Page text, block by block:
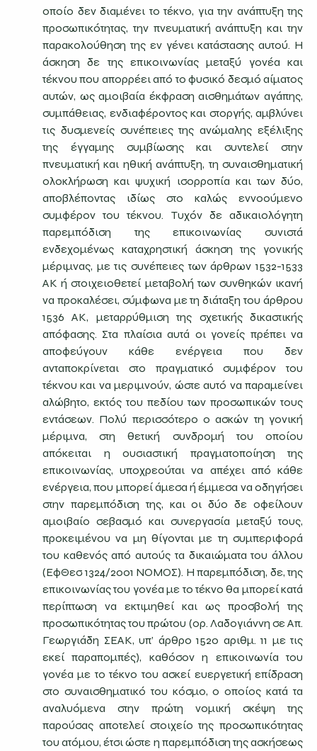
οποίο δεν διαμένει το τέκνο, για την ανάπτυξη της
προσωπικότητας, την πνευματική ανάπτυξη και την
παρακολούθηση της εν γένει κατάστασης αυτού. Η
άσκηση δε της επικοινωνίας μεταξύ γονέα και
τέκνου που απορρέει από το φυσικό δεσμό αίματος
αυτών, ως αμοιβαία έκφραση αισθημάτων αγάπης,
συμπάθειας, ενδιαφέροντος και στοργής, αμβλύνει
τις δυσμενείς συνέπειες της ανώμαλης εξέλιξης
της έγγαμης συμβίωσης και συντελεί στην
πνευματική και ηθική ανάπτυξη, τη συναισθηματική
ολοκλήρωση και ψυχική ισορροπία και των δύο,
αποβλέποντας ιδίως στο καλώς εννοούμενο
συμφέρον του τέκνου. Τυχόν δε αδικαιολόγητη
παρεμπόδιση της επικοινωνίας συνιστά
ενδεχομένως καταχρηστική άσκηση της γονικής
μέριμνας, με τις συνέπειες των άρθρων 1532-1533
ΑΚ ή στοιχειοθετεί μεταβολή των συνθηκών ικανή
να προκαλέσει, σύμφωνα με τη διάταξη του άρθρου
1536 ΑΚ, μεταρρύθμιση της σχετικής δικαστικής
απόφασης. Στα πλαίσια αυτά οι γονείς πρέπει να
αποφεύγουν κάθε ενέργεια που δεν
ανταποκρίνεται στο πραγματικό συμφέρον του
τέκνου και να μεριμνούν, ώστε αυτό να παραμείνει
αλώβητο, εκτός του πεδίου των προσωπικών τους
εντάσεων. Πολύ περισσότερο ο ασκών τη γονική
μέριμνα, στη θετική συνδρομή του οποίου
απόκειται η ουσιαστική πραγματοποίηση της
επικοινωνίας, υποχρεούται να απέχει από κάθε
ενέργεια, που μπορεί άμεσα ή έμμεσα να οδηγήσει
στην παρεμπόδιση της, και οι δύο δε οφείλουν
αμοιβαίο σεβασμό και συνεργασία μεταξύ τους,
προκειμένου να μη θίγονται με τη συμπεριφορά
του καθενός από αυτούς τα δικαιώματα του άλλου
(ΕφΘεσ 1324/2001 ΝΟΜΟΣ). Η παρεμπόδιση, δε, της
επικοινωνίας του γονέα με το τέκνο θα μπορεί κατά
περίπτωση να εκτιμηθεί και ως προσβολή της
προσωπικότητας του πρώτου (ορ. Λαδογιάννη σε Απ.
Γεωργιάδη ΣΕΑΚ, υπ’ άρθρο 1520 αριθμ. 11 με τις
εκεί παραπομπές), καθόσον η επικοινωνία του
γονέα με το τέκνο του ασκεί ευεργετική επίδραση
στο συναισθηματικό του κόσμο, ο οποίος κατά τα
αναλυόμενα στην πρώτη νομική σκέψη της
παρούσας αποτελεί στοιχείο της προσωπικότητας
του ατόμου, έτσι ώστε η παρεμπόδιση της ασκήσεως